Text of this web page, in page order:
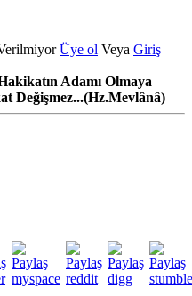
Üye ol Veya Giriş
Adamı Olmaya
Değişmez...(Hz.Mevlânâ)